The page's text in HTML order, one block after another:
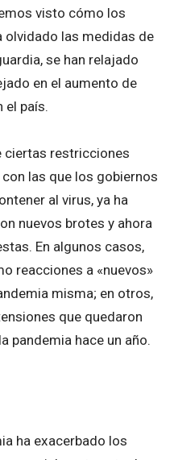
visto cómo los
olvidado las medidas de
se han relajado
en el aumento de
el país.
ciertas restricciones
las que los gobiernos
al virus, ya ha
nuevos brotes y ahora
En algunos casos,
reacciones a «nuevos»
misma; en otros,
que quedaron
pandemia hace un año.
ha exacerbado los